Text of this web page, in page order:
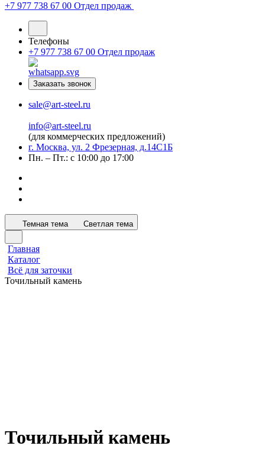
+7 977 738 67 00 Отдел продаж
Телефоны
+7 977 738 67 00 Отдел продаж
Заказать звонок
sale@art-steel.ru
info@art-steel.ru
(для коммерческих предложений)
г. Москва, ул. 2 Фрезерная, д.14С1Б
Пн. – Пт.: с 10:00 до 17:00
Темная тема Светлая тема
Главная
Каталог
Всё для заточки
Точильный камень
Точильный камень